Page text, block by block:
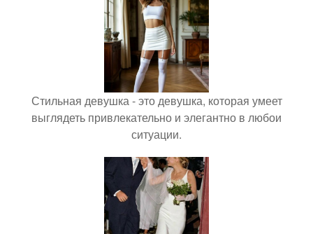
Стильная девушка - это девушка, которая умеет
выглядеть привлекательно и элегантно в любои
ситуации.